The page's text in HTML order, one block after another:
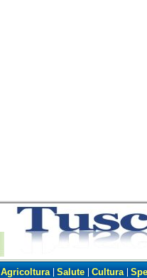
Agricoltura Salute Cultura